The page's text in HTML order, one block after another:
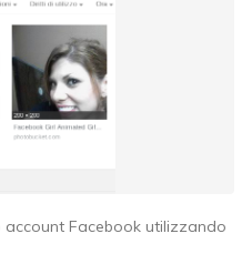
Facebook utilizzando